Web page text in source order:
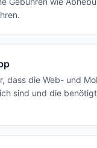
dass die Web- und
sind und die